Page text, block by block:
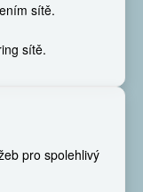
sítě.
sítě.
pro spolehlivý